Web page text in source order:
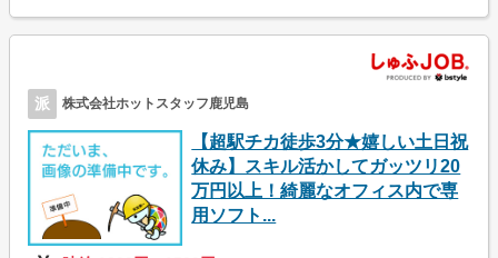
派 株式会社ホットスタッフ鹿児島
【超駅チカ徒歩3分★嬉しい土日祝
休み】スキル活かしてガッツリ20
万円以上！綺麗なオフィス内で専
用ソフト...